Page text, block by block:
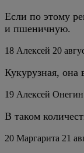
Если по этому
и пшеничную.
18 Алексей 20
Кукурузная, она
19 Алексей Онегин
В таком
20 Маргарита 21